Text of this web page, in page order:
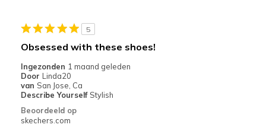
Sizing
Feels true to size
View On Shoes
Shoes are for Wearing
5
Obsessed with these shoes!
Ingezonden 1 maand geleden
Door Linda20
van San Jose, Ca
Describe Yourself Stylish
Beoordeeld op
skechers.com